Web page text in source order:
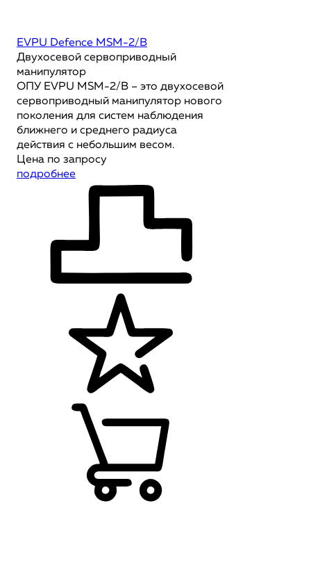
EVPU Defence MSM-2/B
Двухосевой сервоприводный
манипулятор
ОПУ EVPU MSM-2/B – это двухосевой
сервоприводный манипулятор нового
поколения для систем наблюдения
ближнего и среднего радиуса
действия с небольшим весом.
Цена по запросу
подробнее